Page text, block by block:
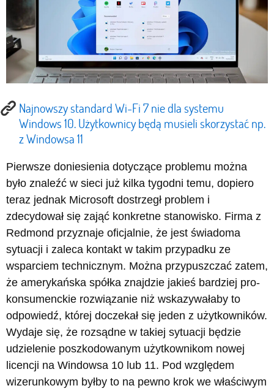
Najnowszy standard Wi-Fi 7 nie dla systemu
Windows 10. Użytkownicy będą musieli skorzystać np.
z Windowsa 11
Pierwsze doniesienia dotyczące problemu można
było znaleźć w sieci już kilka tygodni temu, dopiero
teraz jednak Microsoft dostrzegł problem i
zdecydował się zająć konkretne stanowisko. Firma z
Redmond przyznaje oficjalnie, że jest świadoma
sytuacji i zaleca kontakt w takim przypadku ze
wsparciem technicznym. Można przypuszczać zatem,
że amerykańska spółka znajdzie jakieś bardziej pro-
konsumenckie rozwiązanie niż wskazywałaby to
odpowiedź, której doczekał się jeden z użytkowników.
Wydaje się, że rozsądne w takiej sytuacji będzie
udzielenie poszkodowanym użytkownikom nowej
licencji na Windowsa 10 lub 11. Pod względem
wizerunkowym byłby to na pewno krok we właściwym